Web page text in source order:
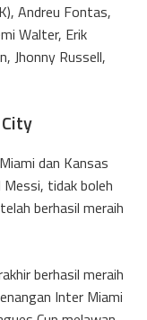
Andreu Fontas,
Walter, Erik
Jhonny Russell,
dan Kansas
tidak boleh
berhasil meraih
berhasil meraih
Inter Miami